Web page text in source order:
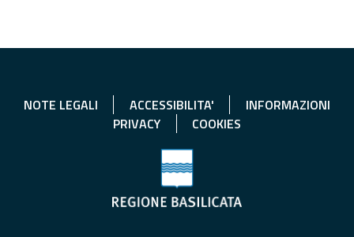
NOTE LEGALI ACCESSIBILITA'
INFORMAZIONI
PRIVACY
COOKIES